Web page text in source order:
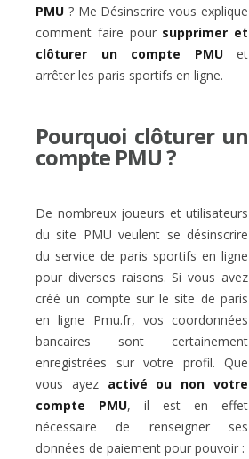
PMU ? Me Désinscrire vous explique
comment faire pour supprimer et
clôturer un compte PMUet
arrêter les paris sportifs en ligne.
Pourquoi clôturer un
compte PMU ?
De nombreux joueurs et utilisateurs
du site PMU veulent se désinscrire
du service de paris sportifs en ligne
pour diverses raisons. Si vous avez
créé un compte sur le site de paris
en ligne Pmu.fr, vos coordonnées
bancaires sont certainement
enregistrées sur votre profil. Que
vous ayez activé ou non votre
compte PMU, il est en effet
nécessaire de renseigner ses
données de paiement pour pouvoir :